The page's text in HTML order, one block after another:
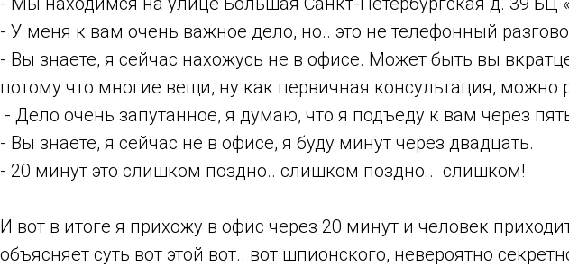
- У меня к вам очень важное дело, но.. это не телефонный
- Вы знаете, я сейчас нахожусь не в офисе. Может быть вы
потому что многие вещи, ну как первичная консультация, можно
- Дело очень запутанное, я думаю, что я подъеду к вам через
- Вы знаете, я сейчас не в офисе, я буду минут через двадцать.
- 20 минут это слишком поздно.. слишком поздно.. слишком!
И вот в итоге я прихожу в офис через 20 минут и человек
объясняет суть вот этой вот.. вот шпионского, невероятно